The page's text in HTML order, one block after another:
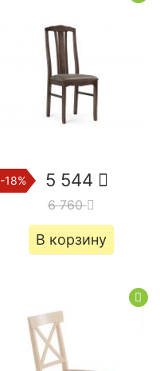
-18% 5 544
6 760
В корзину